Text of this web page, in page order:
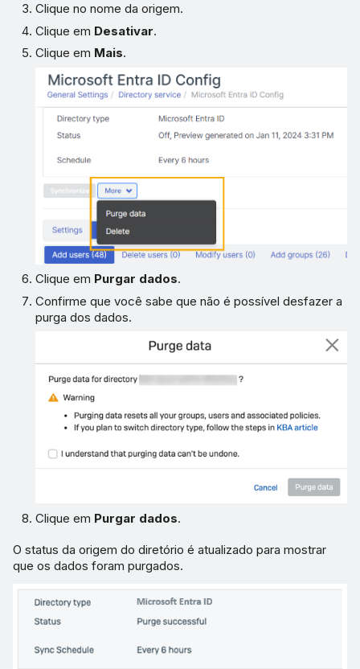
Clique no nome da origem.
Clique em Desativar.
Clique em Mais.
Clique em Purgar dados.
Confirme que você sabe que não é possível desfazer a
purga dos dados.
Clique em Purgar dados.
O status da origem do diretório é atualizado para mostrar
que os dados foram purgados.